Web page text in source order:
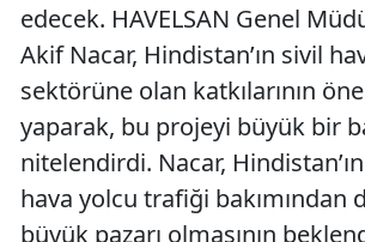
edecek. HAVELSAN Genel
Akif Nacar, Hindistan’ın sivil
sektörüne olan katkılarının
yaparak, bu projeyi büyük bir
nitelendirdi. Nacar, Hindistan’ın
hava yolcu trafiği bakımından
büyük pazarı olmasının